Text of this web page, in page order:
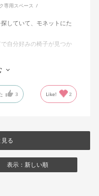
専用スペース
していて、モネットにた
自分好みの椅子が見つか
トで家に置くのに最適で
ます。
あったので固定肘の物を
ジョンもバイカラーなど
3 Like! 2
見る
表示：新しい順